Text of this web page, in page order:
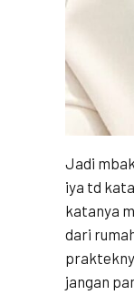
Jadi
iya td
katanya
dari
jangan